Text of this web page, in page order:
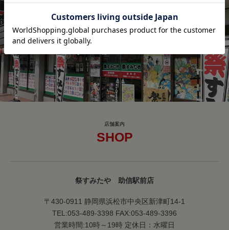
SHOP
祭すみたや 助信駅前店
〒430-0911 静岡県浜松市中央区新津町14-1
TEL:053-489-3398 FAX:053-489-3396
営業時間:10時～19時 定休日：水曜日